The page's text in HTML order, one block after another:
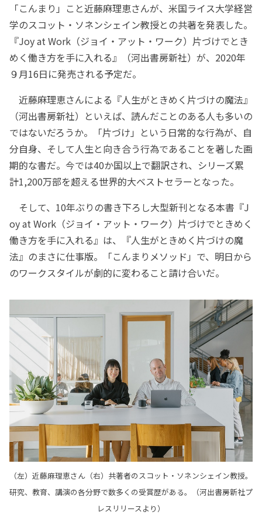
「こんまり」こと近藤麻理恵さんが、米国ライス大学経営
学のスコット・ソネンシェイン教授との共著を発表した。
『Joy at Work（ジョイ・アット・ワーク）片づけでとき
めく働き方を手に入れる』（河出書房新社）が、2020年
９月16日に発売される予定だ。
近藤麻理恵さんによる『人生がときめく片づけの魔法』
（河出書房新社）といえば、読んだことのある人も多いの
ではないだろうか。「片づけ」という日常的な行為が、自
分自身、そして人生と向き合う行為であることを著した画
期的な書だ。今では40か国以上で翻訳され、シリーズ累
計1,200万部を超える世界的大ベストセラーとなった。
そして、10年ぶりの書き下ろし大型新刊となる本書『J
oy at Work（ジョイ・アット・ワーク）片づけでときめく
働き方を手に入れる』は、『人生がときめく片づけの魔
法』のまさに仕事版。「こんまりメソッド」で、明日から
のワークスタイルが劇的に変わること請け合いだ。
（左）近藤麻理恵さん（右）共著者のスコット・ソネンシェイン教授。
研究、教育、講演の各分野で数多くの受賞歴がある。（河出書房新社プ
レスリリースより）